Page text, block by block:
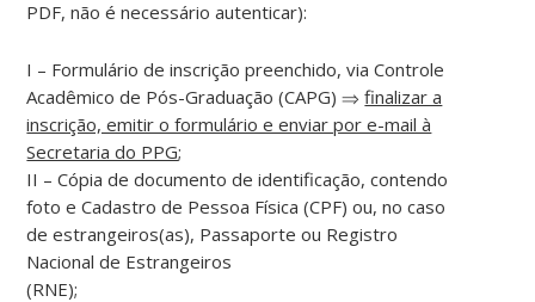
PDF, não é necessário autenticar):
I – Formulário de inscrição preenchido, via Controle
Acadêmico de Pós-Graduação (CAPG) ⇒finalizar a
inscrição, emitir o formulário e enviar por e-mail à
Secretaria do PPG;
II – Cópia de documento de identificação, contendo
foto e Cadastro de Pessoa Física (CPF) ou, no caso
de estrangeiros(as), Passaporte ou Registro
Nacional de Estrangeiros
(RNE);